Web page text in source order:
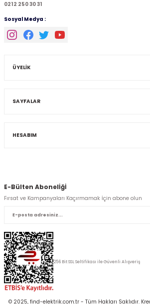
0212 250 30 31
Sosyal Medya :
ÜYELİK
SAYFALAR
HESABIM
E-Bülten Abonelİğİ
Fırsat ve Kampanyaları Kaçırmamak İçin abone olun
256 Bit SSL Seltifikası ile Güvenli Alışveriş
© 2025, find-elektrik.com.tr - Tüm Hakları Saklıdır.